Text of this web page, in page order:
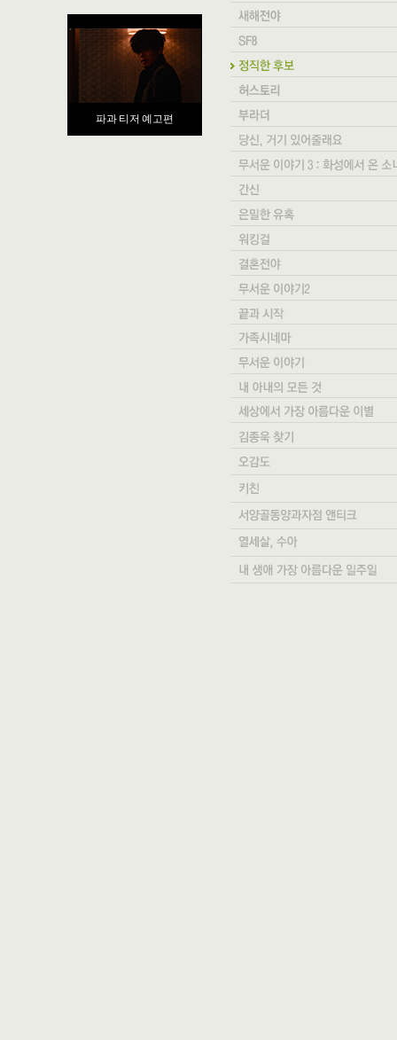
파과 티저 예고편